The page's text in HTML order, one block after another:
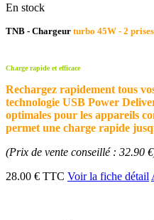
En stock
TNB - Chargeur turbo 45W - 2 prises
Charge rapide et efficace
Rechargez rapidement tous
technologie USB Power
optimales pour les appareils
permet une charge rapide
(Prix de vente conseillé : 32.90
28.00 € TTC Voir la fiche détail